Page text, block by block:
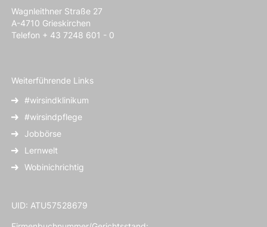
Wagnleithner Straße 27
A-4710 Grieskirchen
Telefon + 43 7248 601 - 0
Weiterführende Links
#wirsindklinikum
#wirsindpflege
Jobbörse
Lernwelt
Wobinichrichtig
UID: ATU57528679